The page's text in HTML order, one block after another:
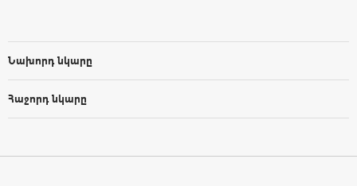
Նախորդ նկարը
Հաջորդ նկարը